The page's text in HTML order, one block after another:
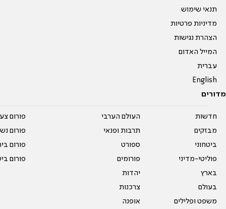
תנאי שימוש
מדיניות פרטיות
הצהרת נגישות
המייל האדום
עברית
English
מדורים
חדשות
מבזקים
ביטחוני
פוליטי-מדיני
בארץ
בעולם
משפט ופלילים
העולם הערבי
תרבות ופנאי
ספורט
פורומים
יהדות
צרכנות
אופנה
פורום
פורום
פורום
פורום